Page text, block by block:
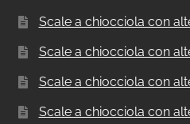
Scale a chiocciola con
Scale a chiocciola con
Scale a chiocciola con
Scale a chiocciola con